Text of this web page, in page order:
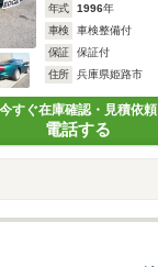
年式 1996年
車検
車検整備付
保証
保証付
住所
兵庫県姫路市
今すぐ在庫確認・見積依頼
電話する